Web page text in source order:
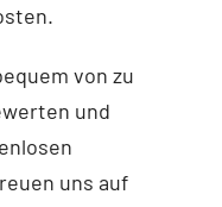
von zu
und
uns auf